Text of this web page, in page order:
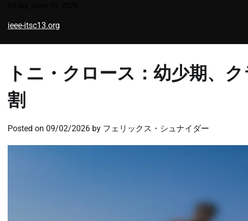
content
ieee-itsc13.org
トニ・クロース：幼少期、
割
Posted on 09/02/2026 by フェリックス・シュナイダー